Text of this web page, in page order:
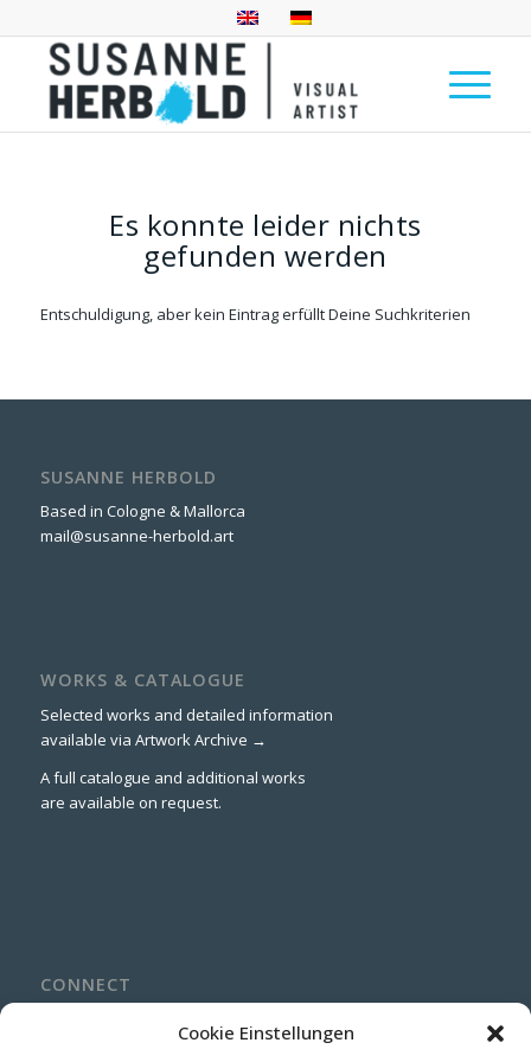
Cookie Einstellungen
Es konnte leider nichts
gefunden werden
Entschuldigung, aber kein Eintrag erfüllt Deine Suchkriterien
SUSANNE HERBOLD
Based in Cologne & Mallorca
mail@susanne-herbold.art
WORKS & CATALOGUE
Selected works and detailed information
available via Artwork Archive →
A full catalogue and additional works
are available on request.
CONNECT